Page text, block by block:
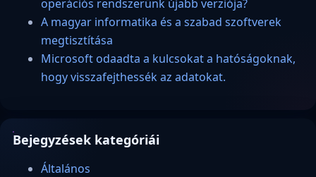
operációs rendszerünk újabb verziója?
A magyar informatika és a szabad szoftverek
megtisztítása
Microsoft odaadta a kulcsokat a hatóságoknak,
hogy visszafejthessék az adatokat.
Bejegyzések kategóriái
Általános